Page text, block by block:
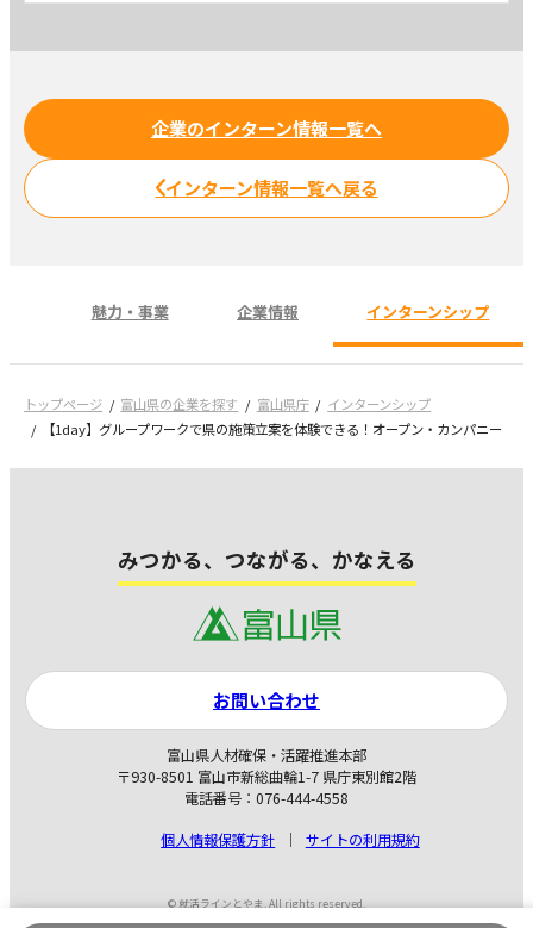
企業のインターン情報一覧へ
インターン情報一覧へ戻る
魅力・事業 企業情報 インターンシップ
トップページ 富山県の企業を探す 富山県庁
インターンシップ
【1day】グループワークで県の施策立案を体験できる！オープン・カンパニー
みつかる、つながる、かなえる
富山県人材確保・活躍推進本部
〒930-8501 富山市新総曲輪1-7 県庁東別館2階
電話番号：076-444-4558
個人情報保護方針
サイトの利用規約
お問い合わせ
© 就活ラインとやま. All rights reserved.